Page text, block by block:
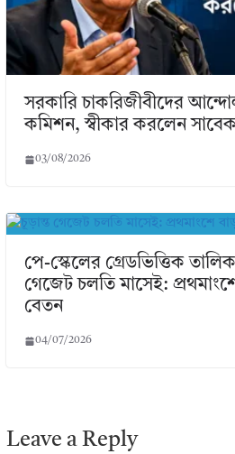
সরকারি চাকরিজীবীদের
কমিশন, স্বীকার করলেন সাবেক
03/08/2026
পে-স্কেলের গ্রেডভিত্তিক
গেজেট চলতি মাসেই:
বেতন
04/07/2026
Leave a Reply